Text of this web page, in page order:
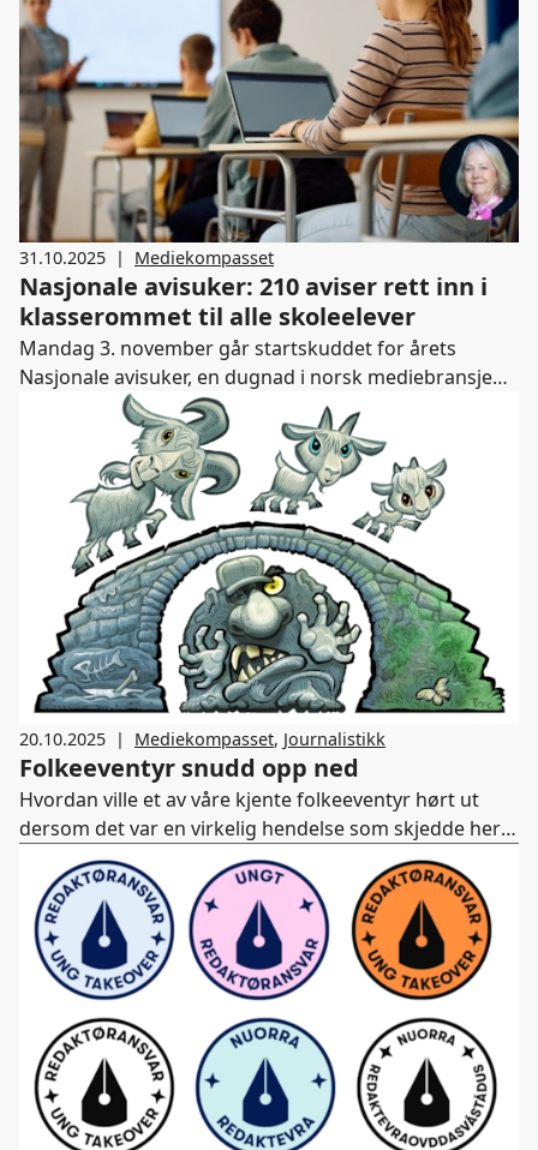
31.10.2025 | Mediekompasset
Nasjonale avisuker: 210 aviser rett inn i
klasserommet til alle skoleelever
Mandag 3. november går startskuddet for årets
Nasjonale avisuker, en dugnad i norsk mediebransje
for mediemangfold, kritisk tenkning og
demokratiforståelse i skolen.
20.10.2025 | Mediekompasset, Journalistikk
Folkeeventyr snudd opp ned
Hvordan ville et av våre kjente folkeeventyr hørt ut
dersom det var en virkelig hendelse som skjedde her
og nå? Under nasjonale avisuker i november får elever
fra første klasse på barneskolen til elever på
videregående skole forskjellige oppgaver rundt dette
som skal løses på journalistisk vis.